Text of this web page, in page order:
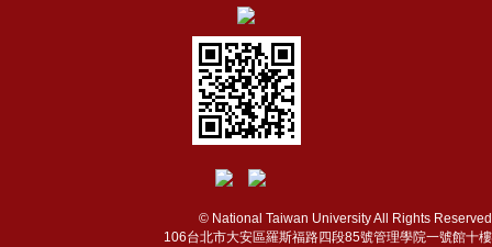
© National Taiwan University All Rights Reserved
106台北市大安區羅斯福路四段85號管理學院一號館十樓